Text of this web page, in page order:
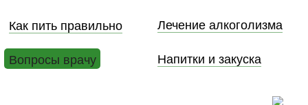
Как пить правильно
Лечение алкоголизма
Вопросы врачу
Напитки и закуска